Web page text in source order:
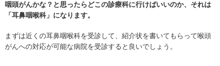
咽頭がんかな？と思ったらどこの診療科に行けばいいのか、それは
「耳鼻咽喉科」になります。
まずは近くの耳鼻咽喉科を受診して、紹介状を書いてもらって喉頭
がんへの対応が可能な病院を受診すると良いでしょう。